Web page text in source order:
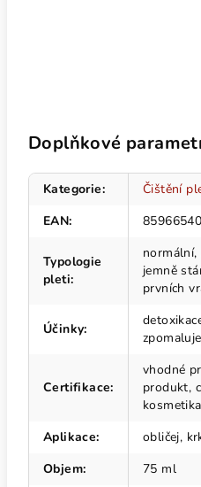
Doplňkové
Kategorie:
Čištění
EAN:
Typologie
pleti:
jemně
prvních
Účinky:
Certifikace:
vhodné
produkt,
kosmetika
Aplikace:
obličej,
Objem:
75 ml